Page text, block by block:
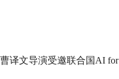
曹译文导演受邀联合国AI for